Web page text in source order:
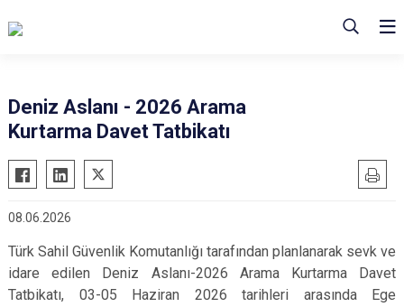
Deniz Aslanı - 2026 Arama
Kurtarma Davet Tatbikatı
08.06.2026
Türk Sahil Güvenlik Komutanlığı tarafından planlanarak sevk ve
idare edilen Deniz Aslanı-2026 Arama Kurtarma Davet
Tatbikatı, 03-05 Haziran 2026 tarihleri arasında Ege